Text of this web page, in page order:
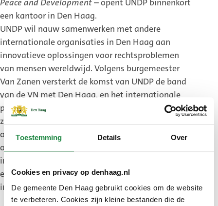
Toestemming Details Over
Cookies en privacy op denhaag.nl
De gemeente Den Haag gebruikt cookies om de website
te verbeteren. Cookies zijn kleine bestanden die de
een kantoor in Den Haag.
UNDP wil nauw samenwerken met andere
internationale organisaties in Den Haag aan
innovatieve oplossingen voor rechtsproblemen
van mensen wereldwijd. Volgens burgemeester
Van Zanen versterkt de komst van UNDP de band
van de VN met Den Haag, en het internationale
profiel van stad van Vrede en Recht. In Den Haag
zetelen circa 500 internationale instellingen en
organisaties. Naast gaststad voor internationale
organisaties is Den Haag ook steeds meer een
internationale conferentiestad voor wereldleiders
en professionals, van de Nuclear Security Summit
in 2014 tot de NAVO-top dit jaar.